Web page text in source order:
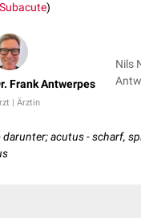
Subacute)
Frank Antwerpes
| Ärztin
Nils
darunter; acutus - scharf,